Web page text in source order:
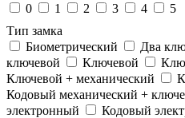
0
1 2 3 4
5
Тип замка
Биометрический
Два
ключевой
Ключевой
Ключевой + механический
Кодовый механический +
электронный
Кодовый